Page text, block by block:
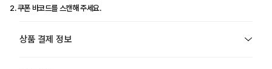
2. 쿠폰 바코드를 스캔해 주세요.
상품 결제 정보